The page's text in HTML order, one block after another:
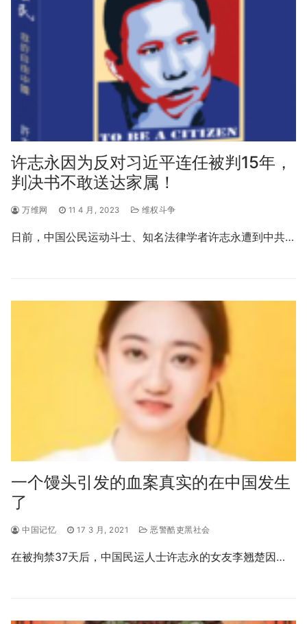
许志永因为反对习近平连任被判15年，
判决书不敢送达家属！
万维网 11 4 月, 2023 维权斗争
日前，中国公民运动斗士、知名法律学者许志永遭到中共…
一个馒头引发的血案真实的在中国发生
了
中国记忆 17 3 月, 2021 恶警酷吏黑社会
在被拘禁37天后，中国民运人士许志永的女友李翘楚因…